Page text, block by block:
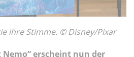
ihre Stimme. © Disney/Pixar
Nemo“ erscheint nun der